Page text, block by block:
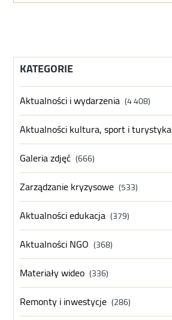
KATEGORIE
Aktualności i wydarzenia (4 408)
Aktualności kultura, sport i turystyka
Galeria zdjęć (666)
Zarządzanie kryzysowe (533)
Aktualności edukacja (379)
Aktualności NGO (368)
Materiały wideo (336)
Remonty i inwestycje (286)